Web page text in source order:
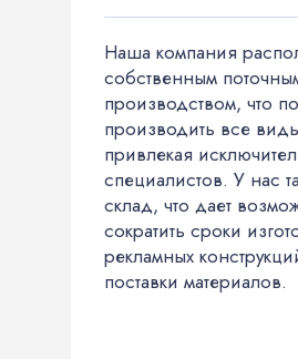
Наша компания
собственным
производством, что
производить все
привлекая
специалистов. У нас
склад, что дает
сократить сроки
рекламных
поставки материалов.